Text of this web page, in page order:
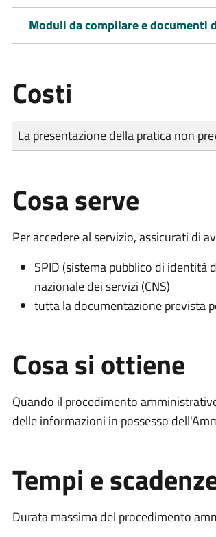
Moduli da compilare e documenti
Costi
Tipo di pagamento
Importo
La presentazione della pratica non
Cosa serve
Per accedere al servizio, assicurati di
SPID (sistema pubblico di identità
nazionale dei servizi (CNS)
tutta la documentazione prevista
Cosa si ottiene
Quando il procedimento
delle informazioni in possesso
Tempi e
Durata massima del procedimento